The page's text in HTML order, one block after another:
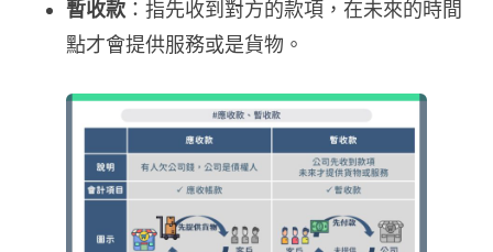
暫收款 ：指先收到對方的款項，在未來的時間
點才會提供服務或是貨物。